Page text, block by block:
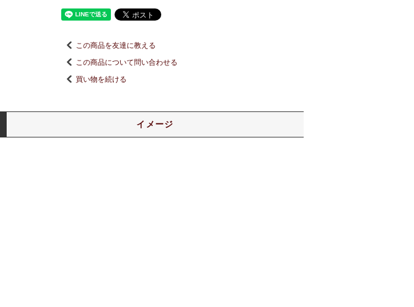
この商品を友達に教える
この商品について問い合わせる
買い物を続ける
イメージ